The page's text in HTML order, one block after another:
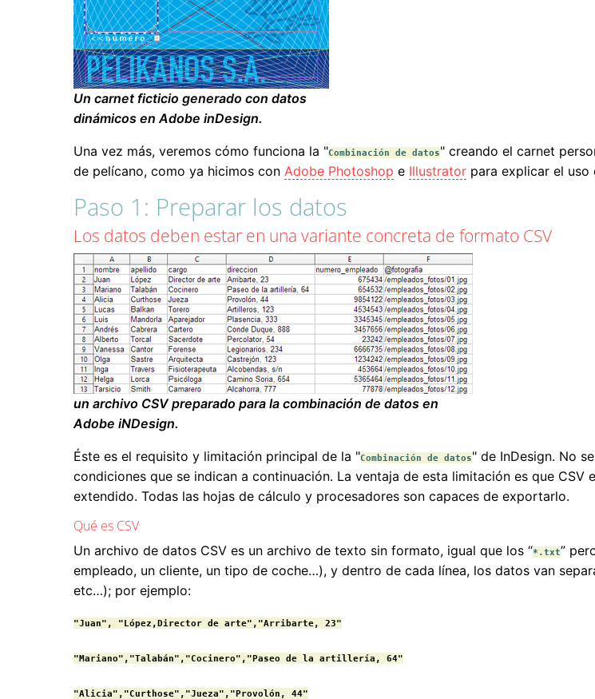
Un carnet ficticio generado con datos
dinámicos en Adobe inDesign.
Una vez más, veremos cómo funciona la "Combinación de datos" creando el carnet
de pelícano, como ya hicimos con Adobe Photoshop e Illustrator para explicar el uso
Paso 1: Preparar los datos
Los datos deben estar en una variante concreta de formato CSV
un archivo CSV preparado para la combinación de datos en
Adobe iNDesign.
Éste es el requisito y limitación principal de la "Combinación de datos" de InDesign. No
condiciones que se indican a continuación. La ventaja de esta limitación es que
extendido. Todas las hojas de cálculo y procesadores son capaces de exportarlo.
Qué es CSV
Un archivo de datos CSV es un archivo de texto sin formato, igual que los “*.txt”
empleado, un cliente, un tipo de coche…), y dentro de cada línea, los datos van
etc…); por ejemplo:
"Juan", "López,Director de arte","Arribarte, 23"
"Mariano","Talabán","Cocinero","Paseo de la artillería, 64"
"Alicia","Curthose","Jueza","Provolón, 44"